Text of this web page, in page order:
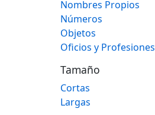
Nombres Propios
Números
Objetos
Oficios y Profesiones
Tamaño
Cortas
Largas